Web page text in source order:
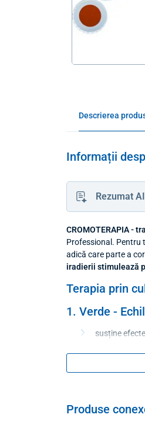
Descrierea
Informații
Rezumat AI
CROMOTERAPIA -
Professional. Pentru
adică care parte a
iradierii stimulează
Terapia prin
1. Verde -
susține
are un efect
calmează
Produse